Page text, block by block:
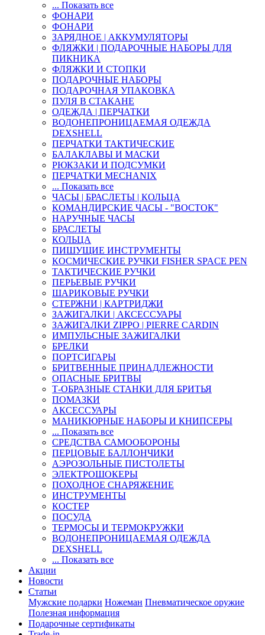
... Показать все
ФОНАРИ
ФОНАРИ
ЗАРЯДНОЕ | АККУМУЛЯТОРЫ
ФЛЯЖКИ | ПОДАРОЧНЫЕ НАБОРЫ ДЛЯ
ПИКНИКА
ФЛЯЖКИ И СТОПКИ
ПОДАРОЧНЫЕ НАБОРЫ
ПОДАРОЧНАЯ УПАКОВКА
ПУЛЯ В СТАКАНЕ
ОДЕЖДА | ПЕРЧАТКИ
ВОДОНЕПРОНИЦАЕМАЯ ОДЕЖДА
DEXSHELL
ПЕРЧАТКИ ТАКТИЧЕСКИЕ
БАЛАКЛАВЫ И МАСКИ
РЮКЗАКИ И ПОДСУМКИ
ПЕРЧАТКИ MECHANIX
... Показать все
ЧАСЫ | БРАСЛЕТЫ | КОЛЬЦА
КОМАНДИРСКИЕ ЧАСЫ - "ВОСТОК"
НАРУЧНЫЕ ЧАСЫ
БРАСЛЕТЫ
КОЛЬЦА
ПИШУЩИЕ ИНСТРУМЕНТЫ
КОСМИЧЕСКИЕ РУЧКИ FISHER SPACE PEN
ТАКТИЧЕСКИЕ РУЧКИ
ПЕРЬЕВЫЕ РУЧКИ
ШАРИКОВЫЕ РУЧКИ
СТЕРЖНИ | КАРТРИДЖИ
ЗАЖИГАЛКИ | АКСЕССУАРЫ
ЗАЖИГАЛКИ ZIPPO | PIERRE CARDIN
ИМПУЛЬСНЫЕ ЗАЖИГАЛКИ
БРЕЛКИ
ПОРТСИГАРЫ
БРИТВЕННЫЕ ПРИНАДЛЕЖНОСТИ
ОПАСНЫЕ БРИТВЫ
Т-ОБРАЗНЫЕ СТАНКИ ДЛЯ БРИТЬЯ
ПОМАЗКИ
АКСЕССУАРЫ
МАНИКЮРНЫЕ НАБОРЫ И КНИПСЕРЫ
... Показать все
СРЕДСТВА САМООБОРОНЫ
ПЕРЦОВЫЕ БАЛЛОНЧИКИ
АЭРОЗОЛЬНЫЕ ПИСТОЛЕТЫ
ЭЛЕКТРОШОКЕРЫ
ПОХОДНОЕ СНАРЯЖЕНИЕ
ИНСТРУМЕНТЫ
КОСТЕР
ПОСУДА
ТЕРМОСЫ И ТЕРМОКРУЖКИ
ВОДОНЕПРОНИЦАЕМАЯ ОДЕЖДА
DEXSHELL
... Показать все
Акции
Новости
Статьи
Мужские подарки Ножеман Пневматическое оружие
Полезная информация
Подарочные сертификаты